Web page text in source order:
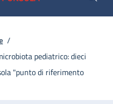
/
pediatrico: dieci
"punto di riferimento